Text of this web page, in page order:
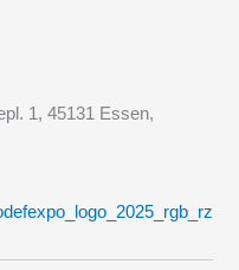
1, 45131 Essen,